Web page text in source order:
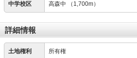
中学校区 高森中 （1,700m）
詳細情報
土地権利 所有権